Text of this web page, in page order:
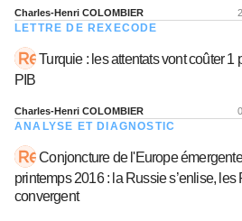
Charles-Henri COLOMBIER
LETTRE DE REXECODE
Turquie : les attentats vont coûter 1
PIB
Charles-Henri COLOMBIER
ANALYSE ET DIAGNOSTIC
Conjoncture de l'Europe
printemps 2016 : la Russie s’enlise, les
convergent